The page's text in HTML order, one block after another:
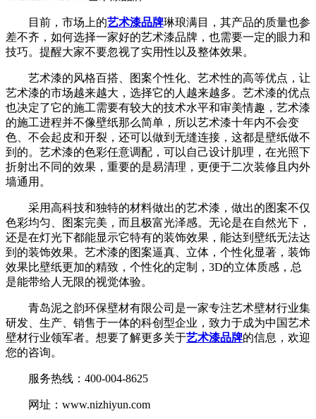
目前，市场上的艺术漆品牌琳琅满目，其产品的质量也参
差不齐，如何选择一家好的艺术漆品牌，也需要一定的眼力和
技巧。提醒大家不要忽视了实用性以及整体效果。
艺术漆的风格百搭、图案个性化、艺术性的高等优点，让
艺术漆的市场越来越大，选择它的人越来越多。艺术漆的优点
也决定了它的施工需要有较大的技术水平和审美情趣，艺术漆
的施工进程并不像壁纸那么简单，所以艺术漆十年内不会变
色、不会起皮和开裂，还可以做到无缝连接，这都是壁纸做不
到的。艺术漆的色彩任意调配，可以自己设计肌理，在光照下
折射出不同的效果，重要的是易清理，更便于二次装修且内外
墙通用。
采用高科技和独特的材料做出的艺术漆，做出的图案不仅
色彩均匀、图案完美，而且极富光泽感。无论是在自然光下，
还是在灯光下都能显示它特有的装饰效果，能达到壁纸无法达
到的装饰效果。艺术漆的图案逼真、立体，个性化显著，装饰
效果比壁纸更加的精致，个性化的定制，3D的立体质感，总
是能带给人无限的视觉体验。
青岛泥之韵环保壁材有限公司是一家专注艺术壁材行业集
研发、生产、销售于一体的科创型企业，致力于成为中国艺术
壁材行业领军者。想要了解更多关于艺术漆品牌的信息，欢迎
您的咨询。
服务热线：400-004-8625
网址：www.nizhiyun.com